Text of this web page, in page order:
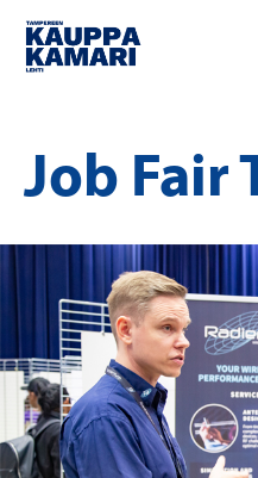
Siirry
sisältöön
Job Fair